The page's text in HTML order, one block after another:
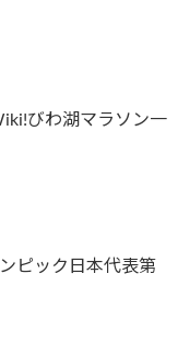
びわ湖マラソン一
ピック日本代表第